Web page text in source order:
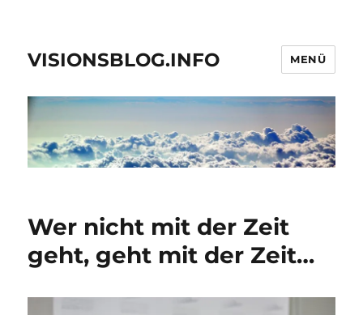
VISIONSBLOG.INFO MENÜ
Wer nicht mit der Zeit
geht, geht mit der Zeit…